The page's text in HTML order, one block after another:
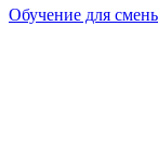
Обучение для